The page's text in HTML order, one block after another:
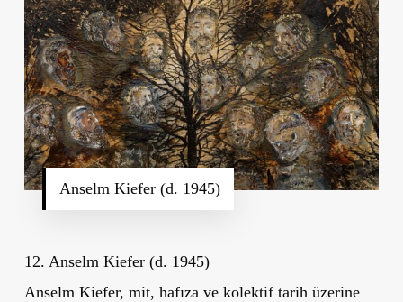
Anselm Kiefer (d. 1945)
12. Anselm Kiefer (d. 1945)
Anselm Kiefer, mit, hafıza ve kolektif tarih üzerine